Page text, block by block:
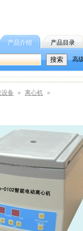
产品介绍 产品目录
高
备 » 离心机 »